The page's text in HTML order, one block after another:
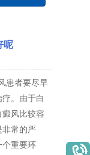
呢
患者要尽早
。由于白
风比较容
非常的严
个重要环